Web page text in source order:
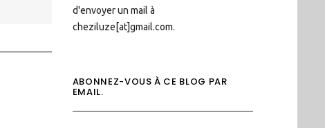
d'envoyer un mail à
cheziluze[at]gmail.com.
ABONNEZ-VOUS À CE BLOG PAR
EMAIL.